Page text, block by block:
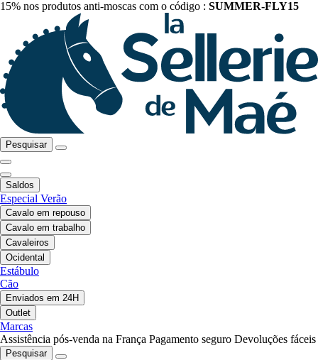
15% nos produtos anti-moscas com o código : SUMMER-FLY15
Pesquisar
Saldos
Especial Verão
Cavalo em repouso
Cavalo em trabalho
Cavaleiros
Ocidental
Estábulo
Cão
Enviados em 24H
Outlet
Marcas
Assistência pós-venda na França Pagamento seguro Devoluções fáceis
Pesquisar